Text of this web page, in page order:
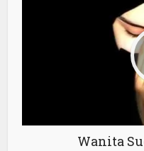
Wanita